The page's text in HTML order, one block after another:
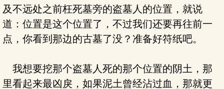
及不远处之前枉死墓旁的盗墓人的位置，就说
道：位置是这个位置了，不过我们还要再往前一
点，你看到那边的古墓了没？准备好符纸吧。
我想要挖那个盗墓人死的那个位置的阴土，那
里看起来最凶戾，如果泥土曾经沾过血，那就更